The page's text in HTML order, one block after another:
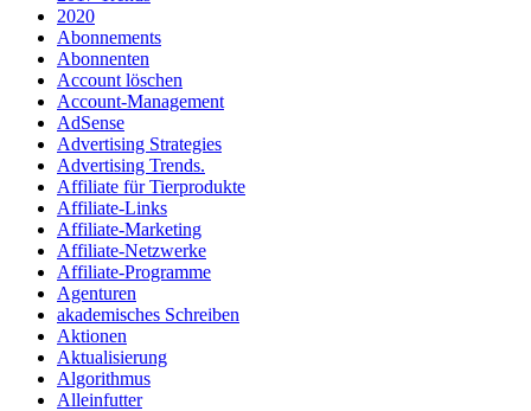
2020
Abonnements
Abonnenten
Account löschen
Account-Management
AdSense
Advertising Strategies
Advertising Trends.
Affiliate für Tierprodukte
Affiliate-Links
Affiliate-Marketing
Affiliate-Netzwerke
Affiliate-Programme
Agenturen
akademisches Schreiben
Aktionen
Aktualisierung
Algorithmus
Alleinfutter